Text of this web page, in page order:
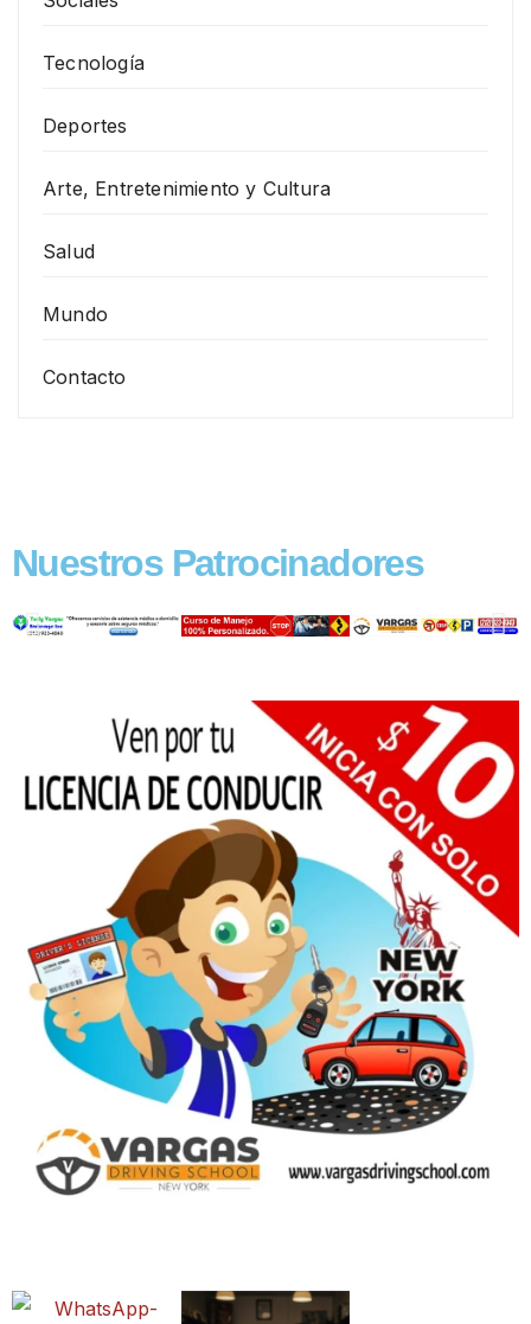
Tecnología
Deportes
Arte, Entretenimiento y Cultura
Salud
Mundo
Contacto
Nuestros Patrocinadores